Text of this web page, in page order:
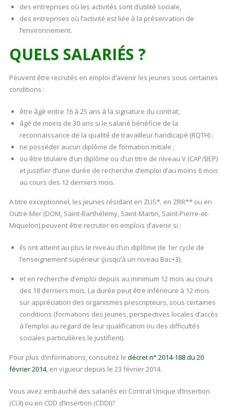
des entreprises où les activités sont d’utilité sociale,
des entreprises où l’activité est liée à la préservation de
l’environnement.
QUELS SALARIÉS ?
Peuvent être recrutés en emploi d’avenir les jeunes sous certaines
conditions :
être âgé entre 16 à 25 ans à la signature du contrat,
âgé de moins de 30 ans si le salarié bénéficie de la
reconnaissance de la qualité de travailleur handicapé (RQTH) ;
ne posséder aucun diplôme de formation initiale ;
ou être titulaire d’un diplôme ou d’un titre de niveau V (CAP/BEP)
et justifier d’une durée de recherche d’emploi d’au moins 6 mois
au cours des 12 derniers mois.
A titre exceptionnel, les jeunes résidant en ZUS*, en ZRR** ou en
Outre-Mer (DOM, Saint-Barthélemy, Saint-Martin, Saint-Pierre-et-
Miquelon) peuvent être recruter en emplois d’avenir si :
ils ont atteint au plus le niveau d’un diplôme de 1er cycle de
l’enseignement supérieur (jusqu’à un niveau Bac+3),
et en recherche d’emploi depuis au minimum 12 mois au cours
des 18 derniers mois. La durée peut être inférieure à 12 mois
sur appréciation des organismes prescripteurs, sous certaines
conditions (formations des jeunes, perspectives locales d’accès
à l’emploi au regard de leur qualification ou des difficultés
sociales particulières le justifient).
Pour plus d’informations, consultez le décret n° 2014-188 du 20
février 2014, en vigueur depuis le 23 février 2014.
Vous avez embauché des salariés en Contrat Unique d’Insertion
(CUI) ou en CDD d’Insertion (CDDI)?